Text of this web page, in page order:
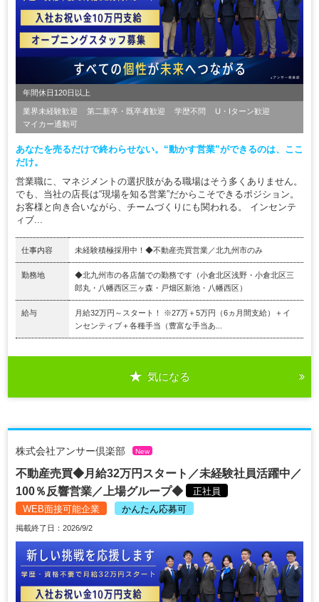
年間休日120日以上
業界未経験歓迎 第二新卒・既卒者歓迎 学歴不問
U・Iターン歓迎
マイカー通勤可
あなたを売るだけで終わらせない。“動かす営業”ができるのは、ここ
だけ。
営業職に、マネジメントの選択肢がある職場はそう多くありません。
でも、当社の店長は“現場を知る営業”だからこそできるポジション。
お客様と向き合いながら、チームづくりにも関われる。 インセンテ
ィブ...
仕事内容 未経験積極採用中！◆不動産売買営業／北九州市のみ
勤務地
◆北九州市の各店舗での勤務です（小倉北区浅野・小倉北区三
郎丸・八幡西区三ヶ森・戸畑区新池・八幡西区）
給与
月給32万円～スタート！ ※27万＋5万円（6ヵ月間支給）＋イ
ンセンティブ＋各種手当（豊富な手当あ...
気になる
株式会社アンサー倶楽部 New
不動産売買◆月給32万円スタート／未経験社員活躍中／
100％反響営業／上場グループ◆
正社員
WEB面接可能企業
かんたん応募可
掲載終了日：2026/9/2